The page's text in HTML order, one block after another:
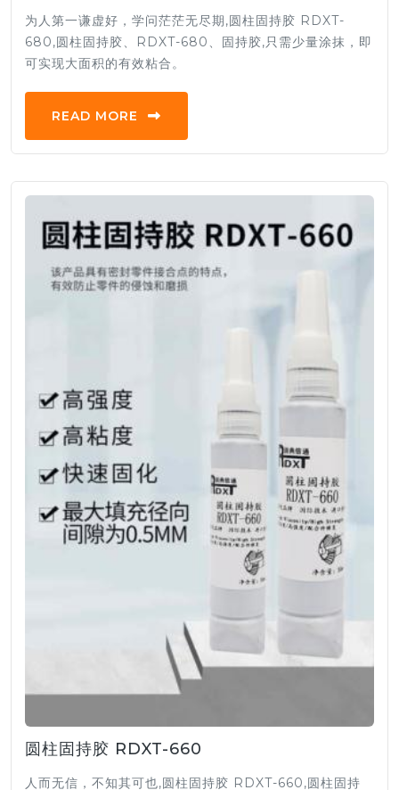
为人第一谦虚好，学问茫茫无尽期,圆柱固持胶 RDXT-
680,圆柱固持胶、RDXT-680、固持胶,只需少量涂抹，即
可实现大面积的有效粘合。
READ MORE
圆柱固持胶 RDXT-660
人而无信，不知其可也,圆柱固持胶 RDXT-660,圆柱固持